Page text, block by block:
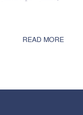
READ MORE